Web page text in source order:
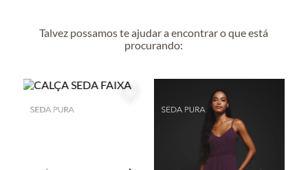
Talvez possamos te ajudar a encontrar o que está
procurando: